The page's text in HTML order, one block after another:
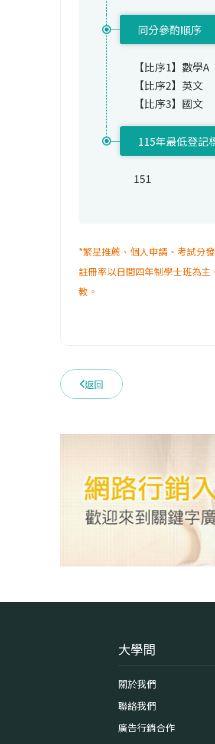
同分參酌順序
【比序1】數學A
【比序2】英文
【比序3】國文
115年最低登記
151
*繁星推薦、個人申請、考試分
註冊率以日間四年制學士班為
教。
返回
大學問
關於我們
聯絡我們
廣告行銷合作